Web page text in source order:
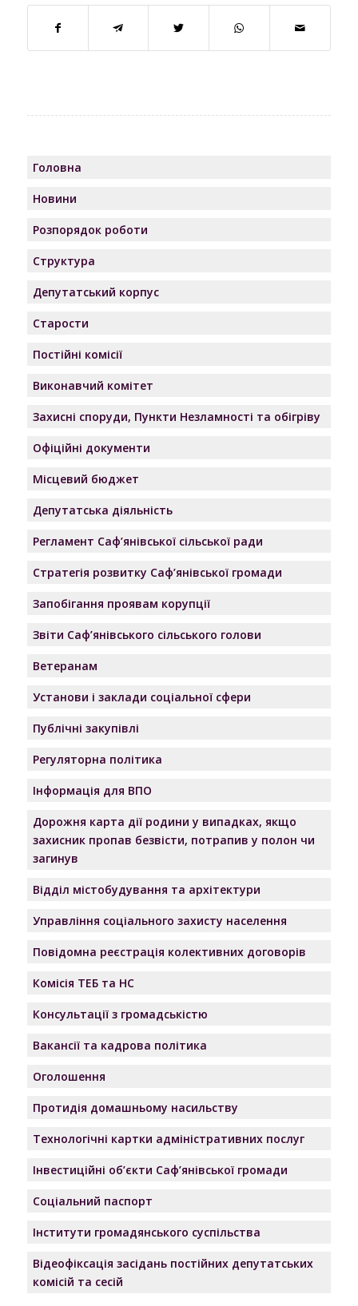
Головна
Новини
Розпорядок роботи
Структура
Депутатський корпус
Старости
Постійні комісії
Виконавчий комітет
Захисні споруди, Пункти Незламності та обігріву
Офіційні документи
Місцевий бюджет
Депутатська діяльність
Регламент Саф’янівської сільської ради
Стратегія розвитку Саф’янівської громади
Запобігання проявам корупції
Звіти Саф’янівського сільського голови
Ветеранам
Установи і заклади соціальної сфери
Публічні закупівлі
Регуляторна політика
Інформація для ВПО
Дорожня карта дії родини у випадках, якщо
захисник пропав безвісти, потрапив у полон чи
загинув
Відділ містобудування та архітектури
Управління соціального захисту населення
Повідомна реєстрація колективних договорів
Комісія ТЕБ та НС
Консультації з громадськістю
Вакансії та кадрова політика
Оголошення
Протидія домашньому насильству
Технологічні картки адміністративних послуг
Інвестиційні об’єкти Саф’янівської громади
Соціальний паспорт
Інститути громадянського суспільства
Відеофіксація засідань постійних депутатських
комісій та сесій